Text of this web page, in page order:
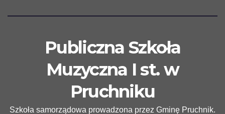
Publiczna Szkoła
Muzyczna I st. w
Pruchniku
Szkoła samorządowa prowadzona przez Gminę Pruchnik.